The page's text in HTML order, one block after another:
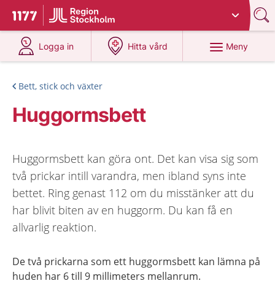
Till startsidan för 1177
Du har valt region
Logga in
på 1177.se
Hitta vård
på 1177.se
Meny
Bett, stick och växter
Huggormsbett
Huggormsbett kan göra ont. Det kan visa sig som
två prickar intill varandra, men ibland syns inte
bettet. Ring genast 112 om du misstänker att du
har blivit biten av en huggorm. Du kan få en
allvarlig reaktion.
De två prickarna som ett huggormsbett kan lämna på
huden har 6 till 9 millimeters mellanrum.